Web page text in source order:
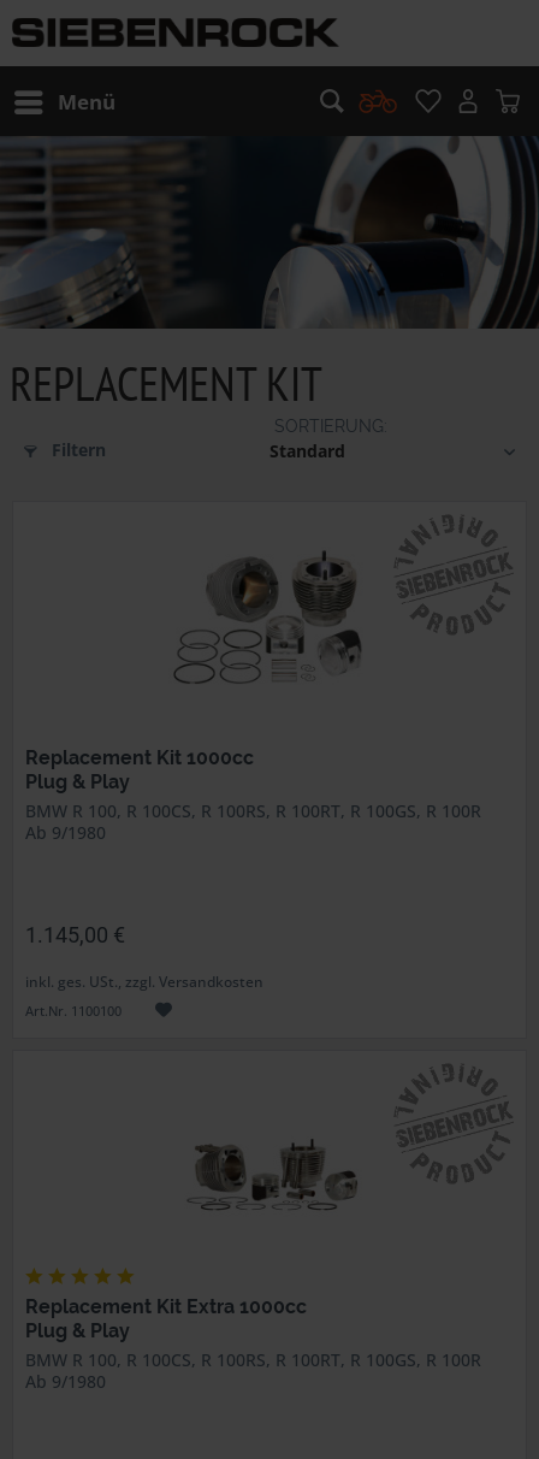
Menü
REPLACEMENT KIT
Filtern
Replacement Kit 1000cc
Plug & Play
BMW R 100, R 100CS, R 100RS, R 100RT, R 100GS, R 100R
Ab 9/1980
1.145,00 €
inkl. ges. USt., zzgl. Versandkosten
Art.Nr. 1100100
Replacement Kit Extra 1000cc
Plug & Play
BMW R 100, R 100CS, R 100RS, R 100RT, R 100GS, R 100R
Ab 9/1980